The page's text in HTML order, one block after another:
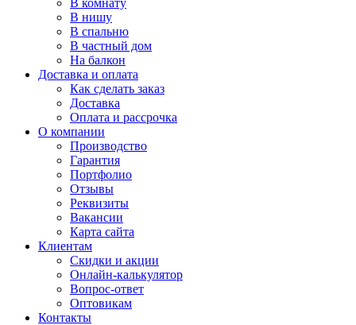
В комнату
В нишу
В спальню
В частный дом
На балкон
Доставка и оплата
Как сделать заказ
Доставка
Оплата и рассрочка
О компании
Производство
Гарантия
Портфолио
Отзывы
Реквизиты
Вакансии
Карта сайта
Клиентам
Скидки и акции
Онлайн-калькулятор
Вопрос-ответ
Оптовикам
Контакты